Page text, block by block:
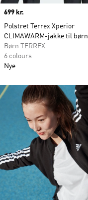
Price
699 kr.
Polstret Terrex Xperior
CLIMAWARM-jakke til børn
Børn TERREX
6 colours
Nye